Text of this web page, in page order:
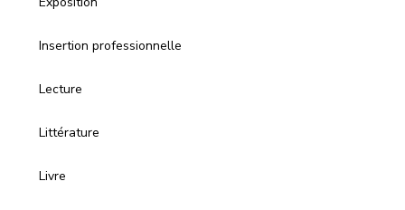
Insertion professionnelle
Lecture
Littérature
Livre